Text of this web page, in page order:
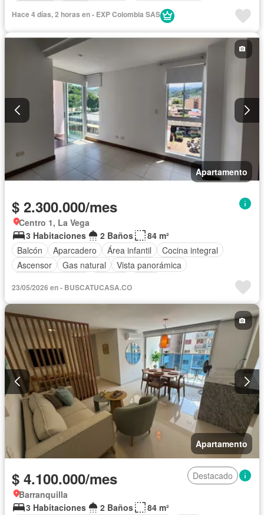
Hace 4 días, 2 horas en - EXP Colombia SAS
Apartamento
$ 2.300.000/mes
Centro 1, La Vega
3 Habitaciones
2 Baños
84 m²
Balcón
Aparcadero Área infantil
Cocina integral
Ascensor
Gas natural
Vista panorámica
23/05/2026 en - BUSCATUCASA.CO
Apartamento
$ 4.100.000/mes
Destacado
Barranquilla
3 Habitaciones
2 Baños
84 m²